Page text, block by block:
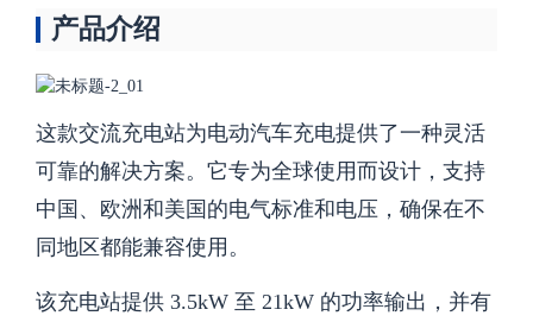
产品介绍
这款交流充电站为电动汽车充电提供了一种灵活
可靠的解决方案。它专为全球使用而设计，支持
中国、欧洲和美国的电气标准和电压，确保在不
同地区都能兼容使用。
该充电站提供 3.5kW 至 21kW 的功率输出，并有